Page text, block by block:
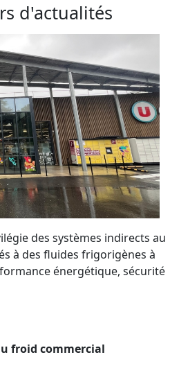
d'actualités
des systèmes indirects au
à des fluides frigorigènes à
énergétique, sécurité
froid commercial